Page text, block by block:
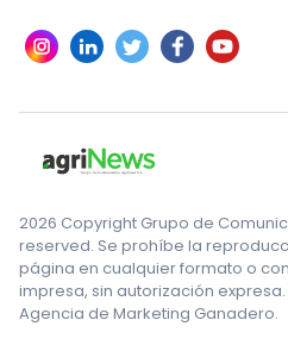
2026 Copyright Grupo de
reserved. Se prohíbe la
página en cualquier formato o
impresa, sin autorización
Agencia de Marketing Ganadero.